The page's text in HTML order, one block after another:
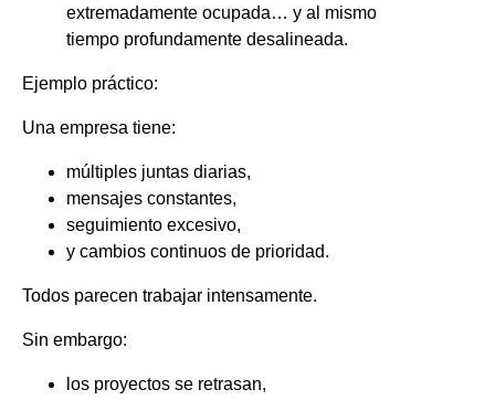
extremadamente ocupada… y al mismo
tiempo profundamente desalineada.
Ejemplo práctico:
Una empresa tiene:
múltiples juntas diarias,
mensajes constantes,
seguimiento excesivo,
y cambios continuos de prioridad.
Todos parecen trabajar intensamente.
Sin embargo:
los proyectos se retrasan,